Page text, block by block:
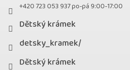
+420 723 053 937 po-pá 9:00-17:00
Dětský krámek
detsky_kramek/
Dětský krámek